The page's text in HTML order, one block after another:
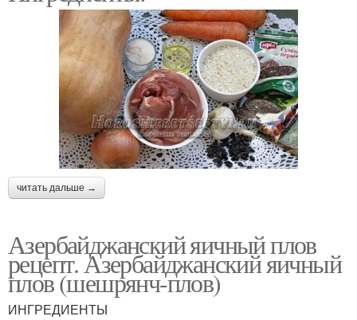
читать дальше →
Азербайджанский яичный плов
рецепт. Азербайджанский яичный
плов (шешрянч-плов)
ИНГРЕДИЕНТЫ